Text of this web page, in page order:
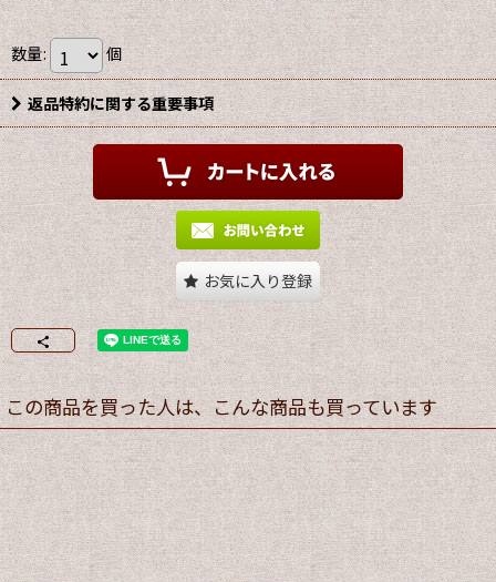
数量: 個
返品特約に関する重要事項
お気に入り登録
この商品を買った人は、こんな商品も買っています